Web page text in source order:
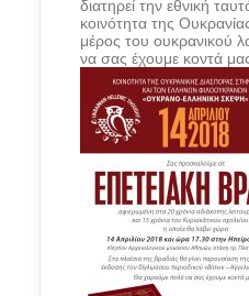
διατηρεί την εθνική
κοινότητα της
μέρος του ουκρανικού
να σας έχουμε κοντά